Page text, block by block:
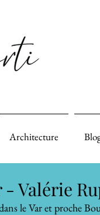
Architecture
- Valérie
le Var et proche